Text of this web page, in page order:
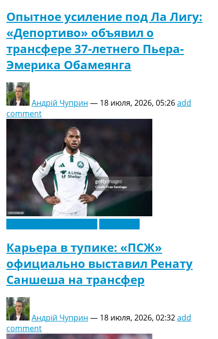
Опытное усиление под Ла Лигу:
«Депортиво» объявил о
трансфере 37-летнего Пьера-
Эмерика Обамеянга
Андрій Чуприн — 18 июля, 2026, 05:26add
comment
Карьера в тупике: «ПСЖ»
официально выставил Ренату
Саншеша на трансфер
Андрій Чуприн — 18 июля, 2026, 02:32add
comment